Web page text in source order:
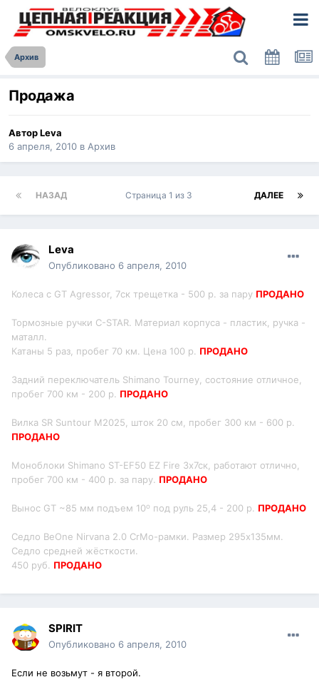
Архив
Продажа
АвторLeva
6 апреля, 2010 в Архив
НАЗАД ДАЛЕЕ
Страница 1 из 3
Leva
Опубликовано 6 апреля, 2010
Колеса с GT Agressor, 7ск трещетка - 500 р. за пару ПРОДАНО
Тормозные ручки C-STAR. Материал корпуса - пластик, ручка -
маталл.
Катаны 5 раз, пробег 70 км. Цена 100 р. ПРОДАНО
Задний переключатель Shimano Tourney, состояние отличное,
пробег 700 км - 200 р. ПРОДАНО
Вилка SR Suntour M2025, шток 20 см, пробег 300 км - 600 р.
ПРОДАНО
Моноблоки Shimano ST-EF50 EZ Fire 3х7ск, работают отлично,
пробег 700 км - 400 р. за пару. ПРОДАНО
Вынос GT ~85 мм подъем 10о под руль 25,4 - 200 р. ПРОДАНО
Седло BeOne Nirvana 2.0 CrMo-рамки. Размер 295х135мм.
Седло средней жёсткости.
450 руб. ПРОДАНО
SPIRIT
Опубликовано 6 апреля, 2010
Если не возьмут - я второй.